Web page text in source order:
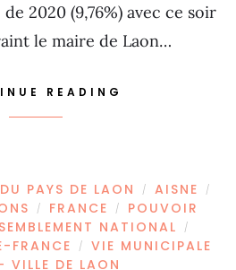
2020 (9,76%) avec ce soir
le maire de Laon…
READING
PAYS DE LAON / AISNE /
/ FRANCE /
POUVOIR
NATIONAL /
FRANCE /
VIE MUNICIPALE
VILLE DE LAON